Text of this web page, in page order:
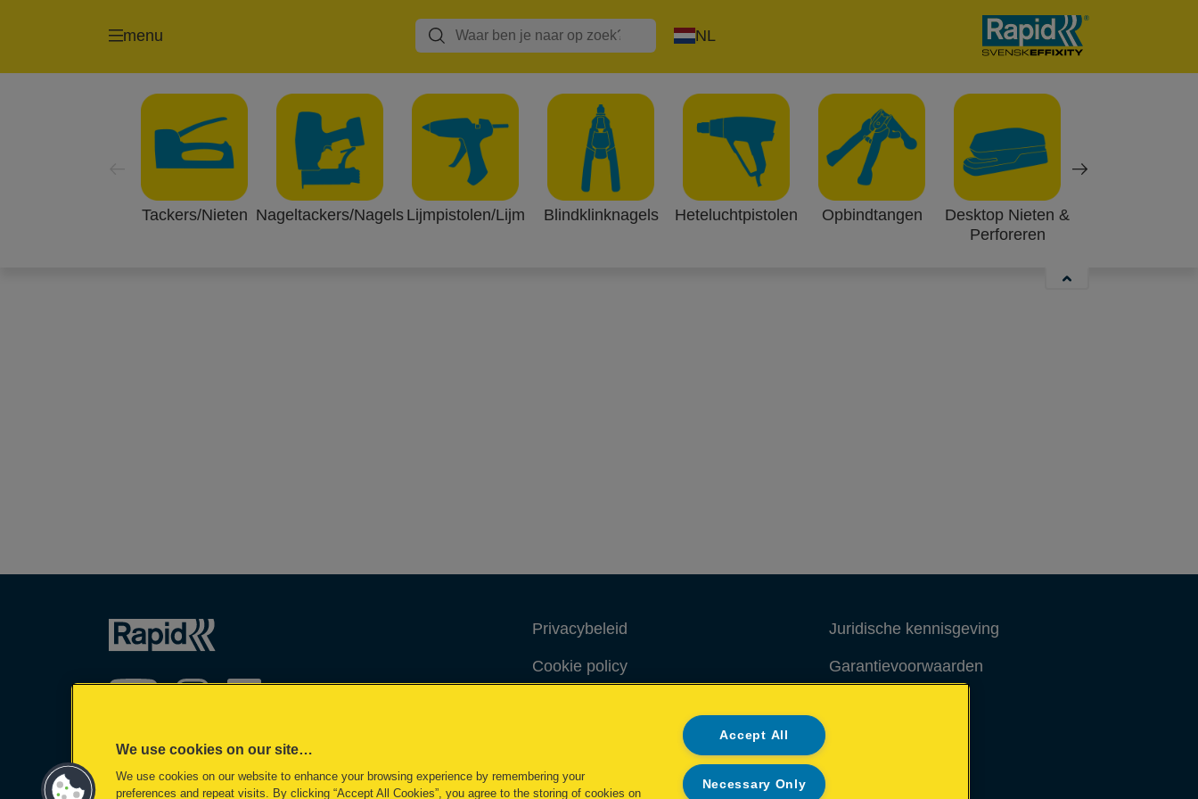
menu NL
Tackers/Nieten Nageltackers/Nagels Lijmpistolen/Lijm Blindklinknagels Heteluchtpistolen Opbindtangen
Desktop Nieten &
Perforeren
Inspiratie lijm/lijmpistolen
Raak geïnspireerd, zie wat er allemaal mogelijk is met een lijmpistool en lijm.
Knutselen en decoreren
Bevestigen en repareren
Privacybeleid
Cookie policy
Conformiteitsverklaringen
Juridische kennisgeving
Garantievoorwaarden
©2026 ACCO Brands
We use cookies on our site…
We use cookies on our website to enhance your browsing experience by remembering your
preferences and repeat visits. By clicking “Accept All Cookies”, you agree to the storing of cookies on
Accept All
Necessary Only